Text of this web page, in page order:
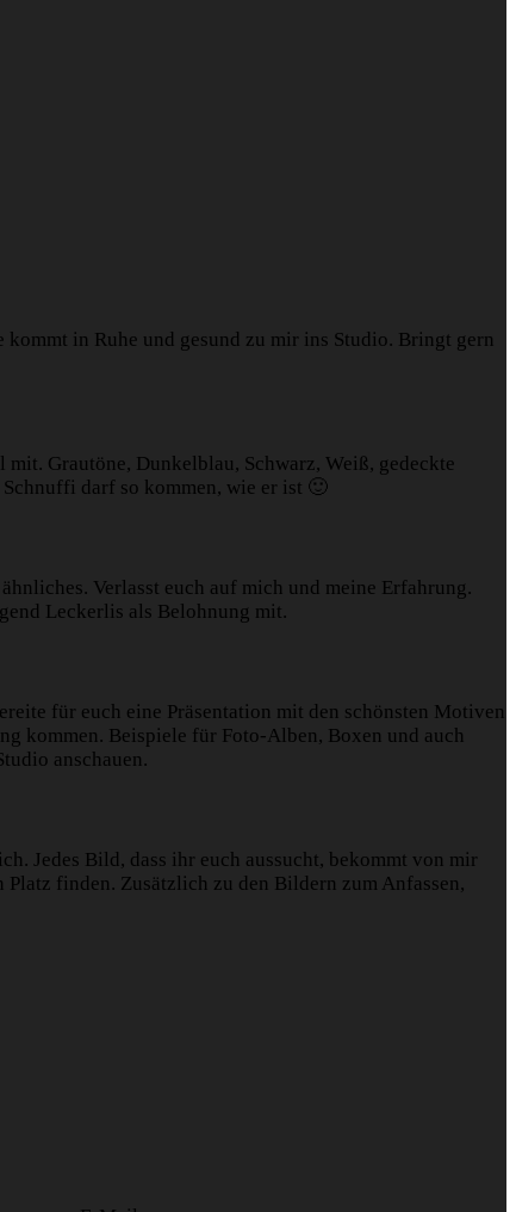
in Ruhe und gesund zu mir ins Studio. Bringt gern
Grautöne, Dunkelblau, Schwarz, Weiß, gedeckte
darf so kommen, wie er ist 🙂
Verlasst euch auf mich und meine Erfahrung.
Leckerlis als Belohnung mit.
für euch eine Präsentation mit den schönsten Motiven
kommen. Beispiele für Foto-Alben, Boxen und auch
anschauen.
Jedes Bild, dass ihr euch aussucht, bekommt von mir
finden. Zusätzlich zu den Bildern zum Anfassen,